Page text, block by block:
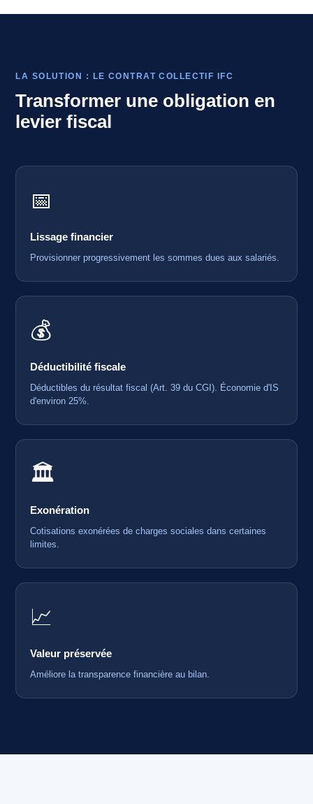
LA SOLUTION : LE CONTRAT COLLECTIF IFC
Transformer une obligation en
levier fiscal
📅
Lissage financier
Provisionner progressivement les sommes dues aux salariés.
💰
Déductibilité fiscale
Déductibles du résultat fiscal (Art. 39 du CGI). Économie d'IS
d'environ 25%.
🏛️
Exonération
Cotisations exonérées de charges sociales dans certaines
limites.
📈
Valeur préservée
Améliore la transparence financière au bilan.